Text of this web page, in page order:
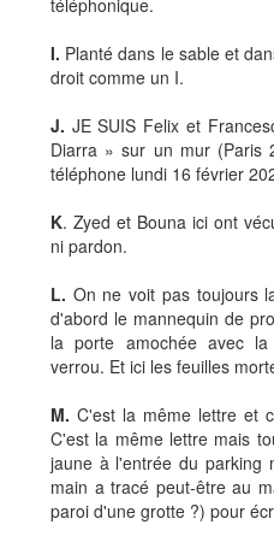
téléphonique.
I. Planté dans le sable et
droit comme un I.
J. JE SUIS Felix et
Diarra » sur un mur (Paris
téléphone lundi 16 février
K. Zyed et Bouna ici ont
ni pardon.
L. On ne voit pas toujours
d'abord le mannequin de
la porte amochée avec
verrou. Et ici les feuilles
M. C'est la même lettre et
C'est la même lettre mais
jaune à l'entrée du parking
main a tracé peut-être au
paroi d'une grotte ?) pour